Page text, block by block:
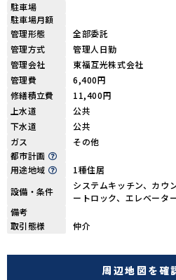
駐車場
駐車場月額
管理形態
全部委託
管理方式
管理人日勤
管理会社
東福互光株式会社
管理費
6,400円
修繕積立費
11,400円
上水道
公共
下水道
公共
ガス
その他
都市計画
用途地域
1種住居
設備・条件
システムキッチン、カウ
ートロック、エレベータ
備考
取引態様
仲介
周辺地図を確